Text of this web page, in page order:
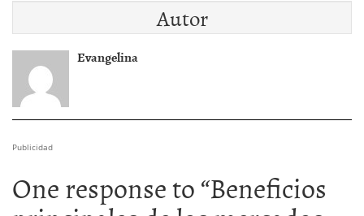
Autor
Evangelina
Publicidad
One response to “Beneficios